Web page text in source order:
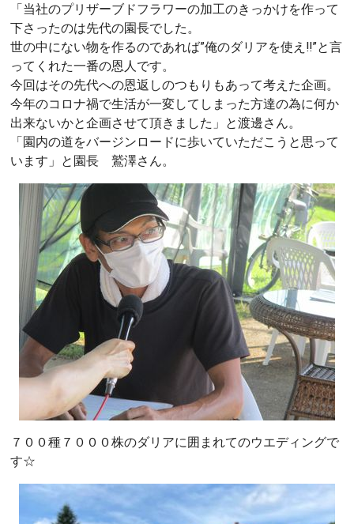
「当社のプリザーブドフラワーの加工のきっかけを作って
下さったのは先代の園長でした。
世の中にない物を作るのであれば”俺のダリアを使え‼”と言
ってくれた一番の恩人です。
今回はその先代への恩返しのつもりもあって考えた企画。
今年のコロナ禍で生活が一変してしまった方達の為に何か
出来ないかと企画させて頂きました」と渡邊さん。
「園内の道をバージンロードに歩いていただこうと思って
います」と園長 鷲澤さん。
７００種７０００株のダリアに囲まれてのウエディングで
す☆